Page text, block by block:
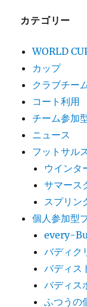
カテゴリー
WORLD
カップ
クラブチー
コート利用
チーム参加
ニュース
フットサル
ウインタ
サマース
スプリン
個人参加型
every-
バディク
バディス
バディス
ふつうの